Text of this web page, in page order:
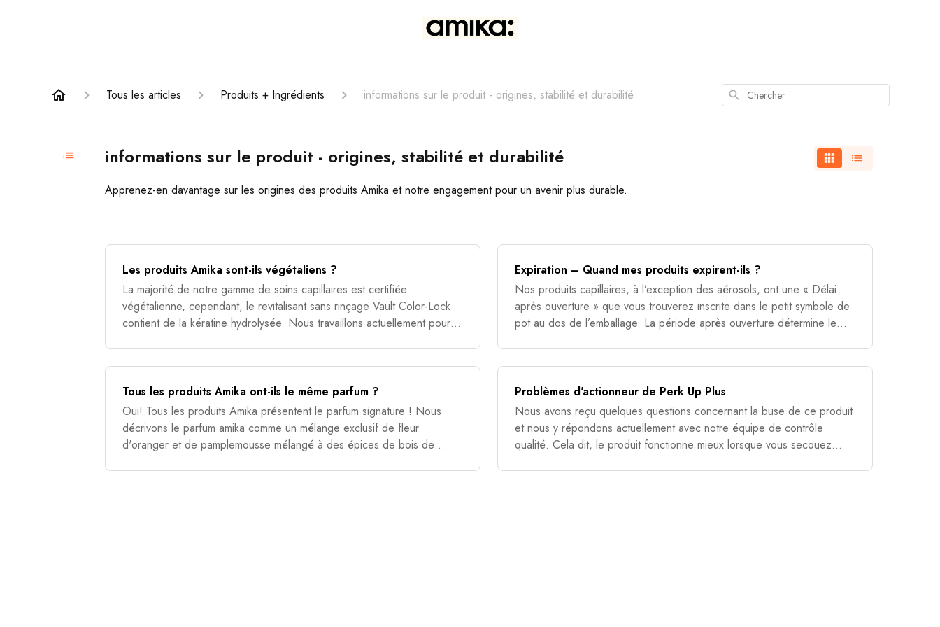
Tous les articles Produits + Ingrédients informations sur le produit - origines, stabilité et durabilité Chercher
informations sur le produit - origines, stabilité et durabilité
Apprenez-en davantage sur les origines des produits Amika et notre engagement pour un avenir plus durable.
Les produits Amika sont-ils végétaliens ?
La majorité de notre gamme de soins capillaires est certifiée
végétalienne, cependant, le revitalisant sans rinçage Vault Color-Lock
contient de la kératine hydrolysée. Nous travaillons actuellement pour
Expiration – Quand mes produits expirent-ils ?
Nos produits capillaires, à l’exception des aérosols, ont une « Délai
après ouverture » que vous trouverez inscrite dans le petit symbole de
pot au dos de l’emballage. La période après ouverture détermine le
Tous les produits Amika ont-ils le même parfum ?
Oui! Tous les produits Amika présentent le parfum signature ! Nous
décrivons le parfum amika comme un mélange exclusif de fleur
d'oranger et de pamplemousse mélangé à des épices de bois de
Problèmes d'actionneur de Perk Up Plus
Nous avons reçu quelques questions concernant la buse de ce produit
et nous y répondons actuellement avec notre équipe de contrôle
qualité. Cela dit, le produit fonctionne mieux lorsque vous secouez